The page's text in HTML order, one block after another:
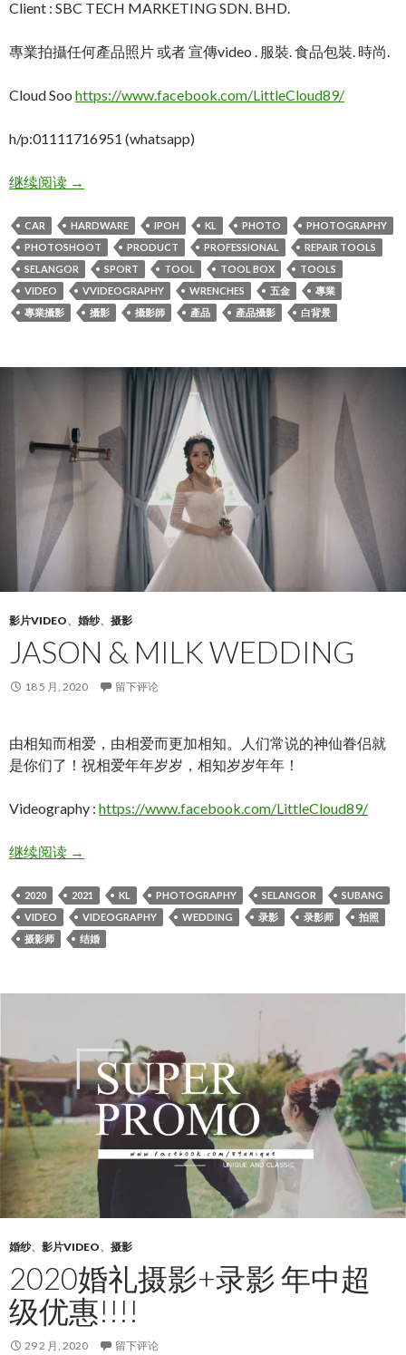
Client : SBC TECH MARKETING SDN. BHD.
專業拍攝任何產品照片 或者 宣傳video . 服裝. 食品包裝. 時尚.
Cloud Soo https://www.facebook.com/LittleCloud89/
h/p:01111716951 (whatsapp)
继续阅读KL吉隆坡大型齊全的修車工具商.產品攝影: 全系列五
→
CAR HARDWARE IPOH KL PHOTO
PHOTOGRAPHY
PHOTOSHOOT
PRODUCT PROFESSIONAL
REPAIR TOOLS
SELANGOR
SPORT TOOL TOOL BOX
TOOLS
VIDEO
VVIDEOGRAPHY WRENCHES 五金
專業
專業攝影
攝影 攝影師 產品 產品攝影 白背景
影片VIDEO、 婚纱、 摄影
JASON & MILK WEDDING
18 5 月, 2020 留下评论
由相知而相爱，由相爱而更加相知。人们常说的神仙眷侣就
是你们了！祝相爱年年岁岁，相知岁岁年年！
Videography : https://www.facebook.com/LittleCloud89/
继续阅读Jason & Milk wedding
→
2020 2021 KL PHOTOGRAPHY SELANGOR
SUBANG
VIDEO
VIDEOGRAPHY WEDDING 录影 录影师
拍照
摄影师
结婚
婚纱、 影片VIDEO、 摄影
2020婚礼摄影+录影 年中超
级优惠!!!!
29 2 月, 2020 留下评论